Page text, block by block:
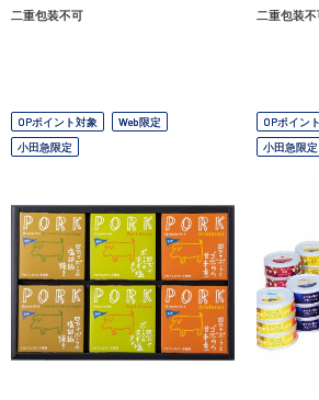
二重包装不可 二重包装不
OPポイント対象
Web限定
小田急限定
OPポイン
小田急限定